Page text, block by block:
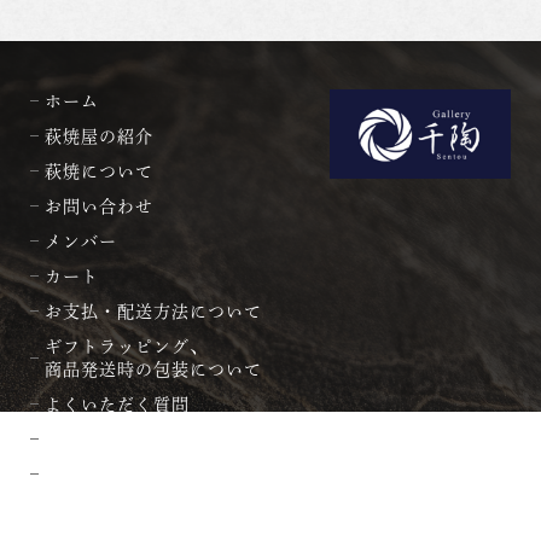
ホーム
萩焼屋の紹介
萩焼について
お問い合わせ
メンバー
カート
お支払・配送方法について
ギフトラッピング、
商品発送時の包装について
よくいただく質問